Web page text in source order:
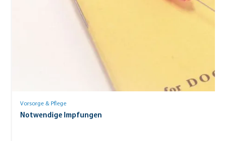
Vorsorge & Pflege
Notwendige Impfungen